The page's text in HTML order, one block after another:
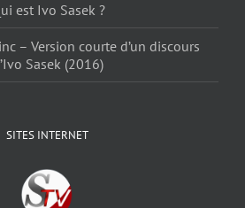
est Ivo Sasek ?
– Version courte d’un discours
Sasek (2016)
SITES INTERNET